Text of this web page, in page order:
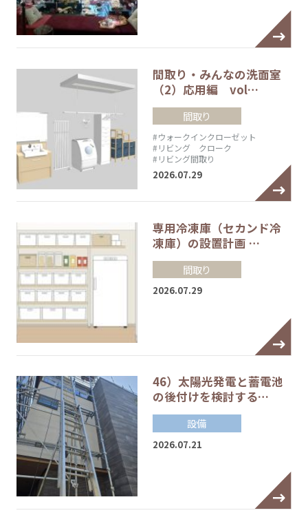
間取り・みんなの洗面室
（2）応用編 vol…
間取り
#ウォークインクローゼット
#リビング クローク
#リビング間取り
2026.07.29
専用冷凍庫（セカンド冷
凍庫）の設置計画 …
間取り
2026.07.29
46）太陽光発電と蓄電池
の後付けを検討する…
設備
2026.07.21